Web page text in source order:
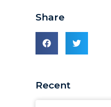
Share
Recent